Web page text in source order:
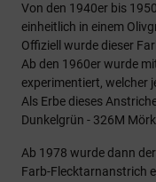
Von den 1940er bis
einheitlich in einem
Offiziell wurde dieser
Ab den 1960er wurde
experimentiert, welcher
Als Erbe dieses
Dunkelgrün - 326M
Ab 1978 wurde dann
Farb-Flecktarnanstrich